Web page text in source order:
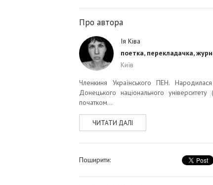
Про автора
Ія Ківа
поетка, перекладачка,
Київ
Членкиня Українського ПЕН.
Донецького національного
початком...
ЧИТАТИ ДАЛІ
Поширити: